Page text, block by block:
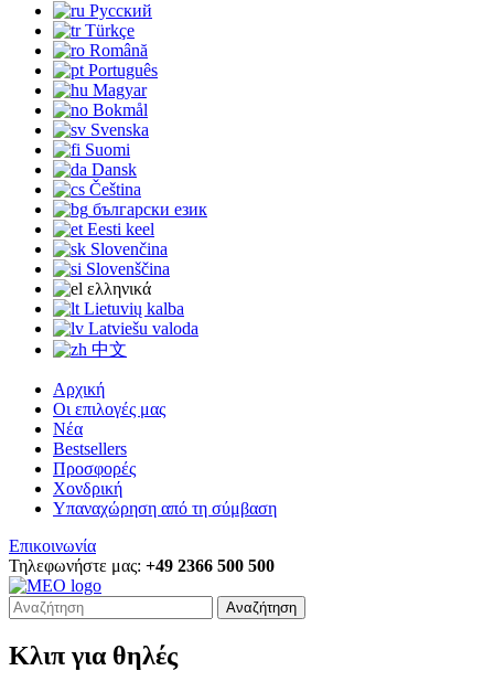
Русский
Türkçe
Română
Português
Magyar
Bokmål
Svenska
Suomi
Dansk
Čeština
български език
Eesti keel
Slovenčina
Slovenščina
ελληνικά
Lietuvių kalba
Latviešu valoda
中文
Αρχική
Οι επιλογές μας
Νέα
Bestsellers
Προσφορές
Χονδρική
Υπαναχώρηση από τη σύμβαση
Επικοινωνία
Τηλεφωνήστε μας: +49 2366 500 500
Αναζήτηση
Κλιπ για θηλές